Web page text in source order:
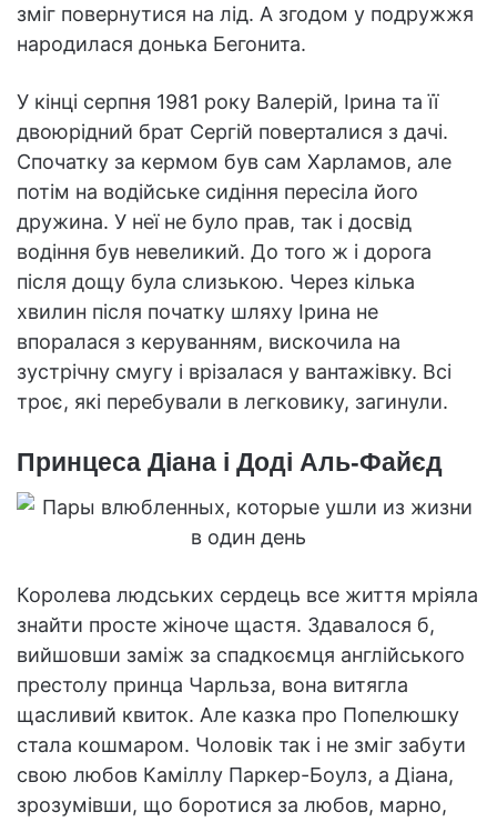
зміг повернутися на лід. А згодом у подружжя
народилася донька Бегонита.
У кінці серпня 1981 року Валерій, Ірина та її
двоюрідний брат Сергій поверталися з дачі.
Спочатку за кермом був сам Харламов, але
потім на водійське сидіння пересіла його
дружина. У неї не було прав, так і досвід
водіння був невеликий. До того ж і дорога
після дощу була слизькою. Через кілька
хвилин після початку шляху Ірина не
впоралася з керуванням, вискочила на
зустрічну смугу і врізалася у вантажівку. Всі
троє, які перебували в легковику, загинули.
Принцеса Діана і Доді Аль-Файєд
Королева людських сердець все життя мріяла
знайти просте жіноче щастя. Здавалося б,
вийшовши заміж за спадкоємця англійського
престолу принца Чарльза, вона витягла
щасливий квиток. Але казка про Попелюшку
стала кошмаром. Чоловік так і не зміг забути
свою любов Каміллу Паркер-Боулз, а Діана,
зрозумівши, що боротися за любов, марно,